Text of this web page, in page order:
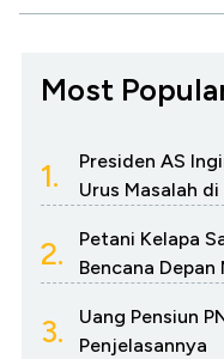
Most
1.
Presiden AS
Urus Masalah
2.
Petani Kelapa
Bencana Depan
3.
Uang Pensiun
Penjelasannya